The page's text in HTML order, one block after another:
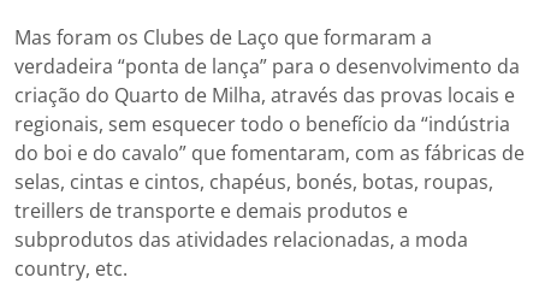
Mas foram os Clubes de Laço que formaram a
verdadeira “ponta de lança” para o desenvolvimento da
criação do Quarto de Milha, através das provas locais e
regionais, sem esquecer todo o benefício da “indústria
do boi e do cavalo” que fomentaram, com as fábricas de
selas, cintas e cintos, chapéus, bonés, botas, roupas,
treillers de transporte e demais produtos e
subprodutos das atividades relacionadas, a moda
country, etc.